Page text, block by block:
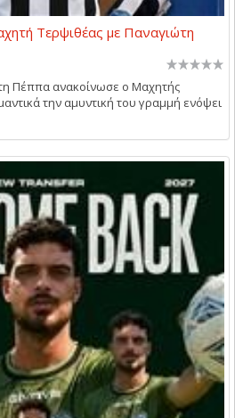
Τερψιθέας με Παναγιώτη
Πέππα ανακοίνωσε ο Μαχητής
την αμυντική του γραμμή ενόψει